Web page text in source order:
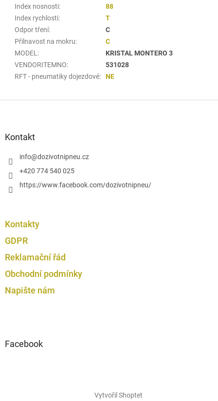
Index nosnosti:
88
Index rychlosti:
T
Odpor tření:
C
Přilnavost na mokru:
C
MODEL :
KRISTAL MONTERO 3
VENDORITEMNO:
531028
RFT - pneumatiky dojezdové: NE
Kontakt
info@dozivotnipneu.cz
+420 774 540 025
https://www.facebook.com/dozivotnipneu/
Kontakty
GDPR
Reklamační řád
Obchodní podmínky
Napište nám
Facebook
Vytvořil Shoptet